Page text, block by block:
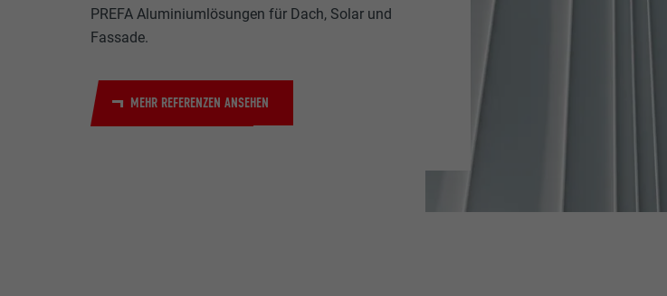
PREFA Aluminiumlösungen für Dach, Solar und
Fassade.
MEHR REFERENZEN ANSEHEN